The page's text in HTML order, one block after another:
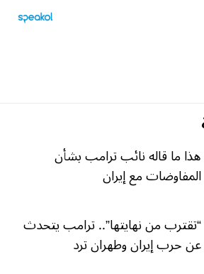
هذا ما قاله نائب ترامب بشأن
المفاوضات مع إيران
“تقترب من نهايتها”.. ترامب يتحدث
عن حرب إيران وطهران ترد